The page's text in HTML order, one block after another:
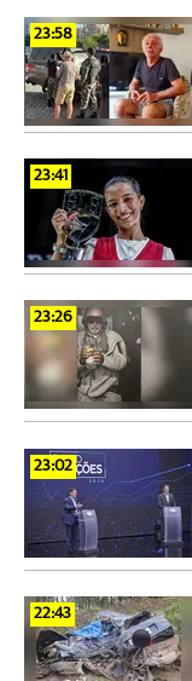
23:58
23:41
23:26
23:02
22:43